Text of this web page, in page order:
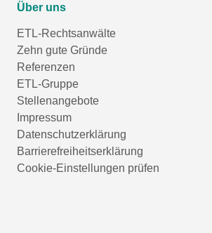
Über uns
ETL-Rechtsanwälte
Zehn gute Gründe
Referenzen
ETL-Gruppe
Stellenangebote
Impressum
Datenschutzerklärung
Barrierefreiheitserklärung
Cookie-Einstellungen prüfen